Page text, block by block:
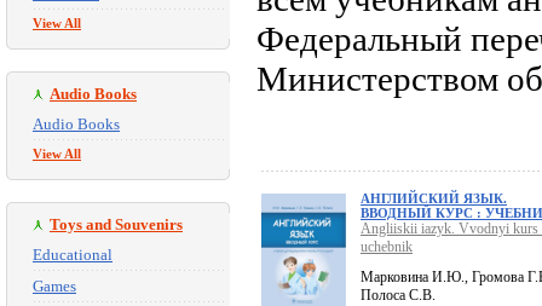
View All
Audio Books
Audio Books
View All
Toys and Souvenirs
Educational
Games
Федеральный
Министерством
АНГЛИЙСКИЙ ЯЗЫК.
ВВОДНЫЙ КУРС :
Angliiskii iazyk. Vvodnyi kurs
uchebnik
Марковина И.Ю., Громова
Полоса С.В.